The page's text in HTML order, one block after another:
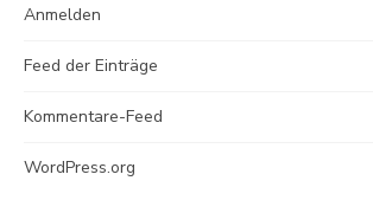
Anmelden
Feed der Einträge
Kommentare-Feed
WordPress.org